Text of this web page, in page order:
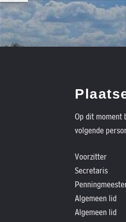
Op dit moment
volgende
Voorzitter
Secretaris
Algemeen lid
Algemeen lid